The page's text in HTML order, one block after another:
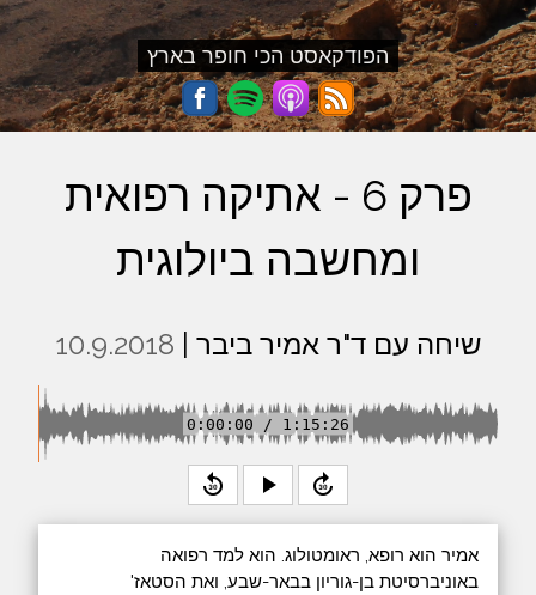
הפודקאסט הכי חופר בארץ
פרק 6 - אתיקה רפואית
ומחשבה ביולוגית
שיחה עם ד"ר אמיר ביבר | 10.9.2018
0:00:00 / 1:15:26
replay_30 play_arrow forward_30
אמיר הוא רופא, ראומטולוג. הוא למד רפואה
באוניברסיטת בן-גוריון בבאר-שבע, ואת הסטאז'